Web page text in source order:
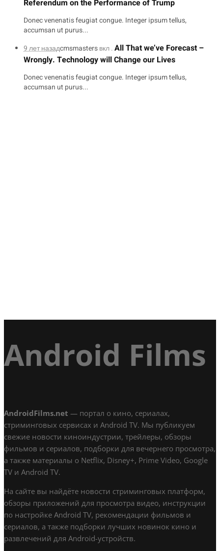
Referendum on the Performance of Trump
Donec venenatis feugiat congue. Integer ipsum tellus,
accumsan ut purus...
9 лет назадcmsmastersвкл .All That we’ve Forecast –
Wrongly. Technology will Change our Lives
Donec venenatis feugiat congue. Integer ipsum tellus,
accumsan ut purus...
Android Films
AndroidFilms.net — портал о кино, сериалах,
стриминговых сервисах и Android TV. Мы публикуем
свежие новости киноиндустрии, трейлеры, обзоры
фильмов и сериалов, подборки для вечернего просмотра,
а также материалы о Netflix, Disney+, Prime Video, Google
TV и Android TV.
На сайте вы найдёте новости стриминговых платформ,
обзоры приложений для просмотра видео, инструкции
по настройке Android TV, рекомендации фильмов и
сериалов, а также подборки лучших новинок кино и
развлечений для Android-устройств.